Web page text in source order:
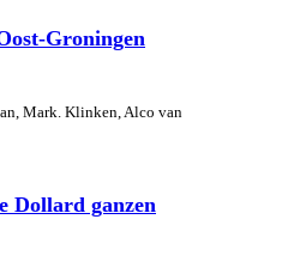
Groningen
Mark. Klinken, Alco van
Dollard ganzen